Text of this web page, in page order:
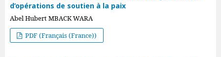
d’opérations de soutien à la paix
Abel Hubert MBACK WARA
PDF (Français (France))